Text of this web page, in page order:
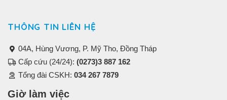
THÔNG TIN LIÊN HỆ
04A, Hùng Vương, P. Mỹ Tho, Đồng Tháp
Cấp cứu (24/24): (0273)3 887 162
Tổng đài CSKH: 034 267 7879
Giờ làm việc